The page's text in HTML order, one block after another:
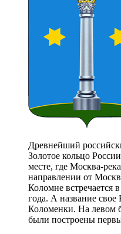
Древнейший
Золотое кольцо
месте, где Москва-
направлении от
Коломне встречается
года. А название
Коломенки. На левом
были построены